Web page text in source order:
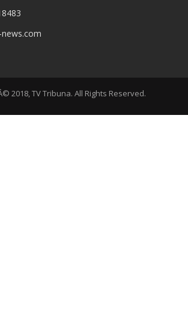
2018, TV Tribuna. All Rights Reserved.